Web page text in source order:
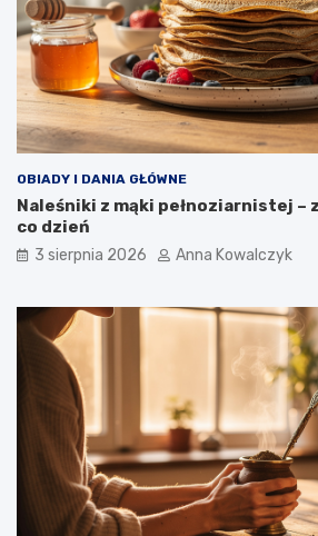
OBIADY I DANIA GŁÓWNE
Naleśniki z mąki pełnoziarnistej –
co dzień
3 sierpnia 2026 Anna Kowalczyk